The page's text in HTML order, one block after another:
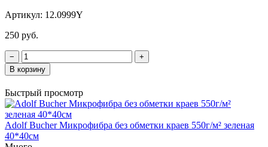
Артикул: 12.0999Y
250 руб.
−
+
В корзину
Быстрый просмотр
Adolf Bucher Микрофибра без обметки краев 550г/м² зеленая
40*40см